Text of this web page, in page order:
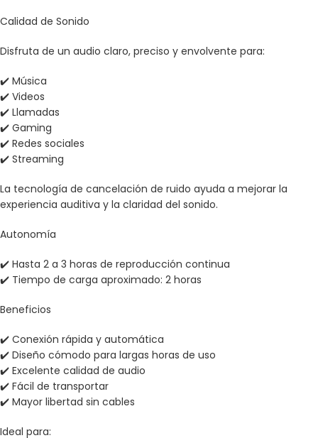
Calidad de Sonido
Disfruta de un audio claro, preciso y envolvente para:
✔️ Música
✔️ Videos
✔️ Llamadas
✔️ Gaming
✔️ Redes sociales
✔️ Streaming
La tecnología de cancelación de ruido ayuda a mejorar la
experiencia auditiva y la claridad del sonido.
Autonomía
✔️ Hasta 2 a 3 horas de reproducción continua
✔️ Tiempo de carga aproximado: 2 horas
Beneficios
✔️ Conexión rápida y automática
✔️ Diseño cómodo para largas horas de uso
✔️ Excelente calidad de audio
✔️ Fácil de transportar
✔️ Mayor libertad sin cables
Ideal para: